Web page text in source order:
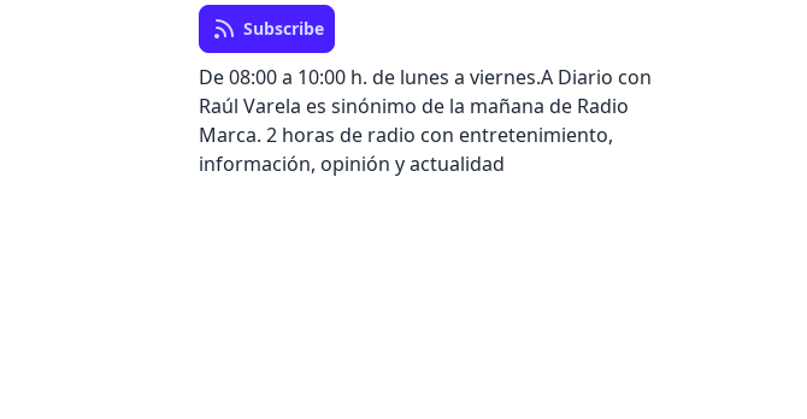
Subscribe
De 08:00 a 10:00 h. de lunes a viernes.A Diario con
Raúl Varela es sinónimo de la mañana de Radio
Marca. 2 horas de radio con entretenimiento,
información, opinión y actualidad